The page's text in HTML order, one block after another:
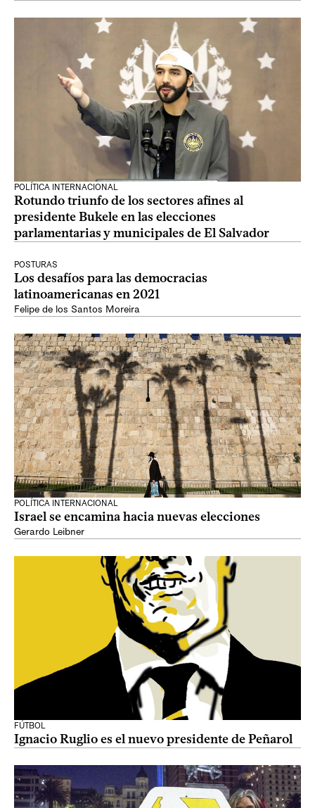
POLÍTICA INTERNACIONAL
Rotundo triunfo de los sectores afines al
presidente Bukele en las elecciones
parlamentarias y municipales de El Salvador
POSTURAS
Los desafíos para las democracias
latinoamericanas en 2021
Felipe de los Santos Moreira
POLÍTICA INTERNACIONAL
Israel se encamina hacia nuevas elecciones
Gerardo Leibner
FÚTBOL
Ignacio Ruglio es el nuevo presidente de Peñarol